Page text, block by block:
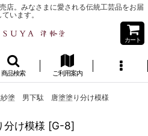
店。みなさまに愛される伝統工芸品をお届
ています。
カート
商品検索 ご利用案内
塗 男下駄 唐塗塗り分け模様
け模様 [G-8]